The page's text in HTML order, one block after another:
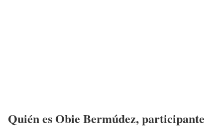
Quién es Obie Bermúdez, participante